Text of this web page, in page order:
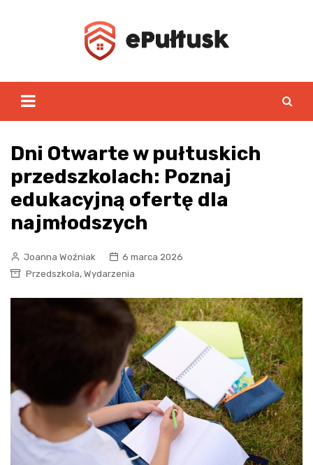
Dni Otwarte w pułtuskich
przedszkolach: Poznaj
edukacyjną ofertę dla
najmłodszych
Joanna Woźniak
6 marca 2026
Przedszkola, Wydarzenia